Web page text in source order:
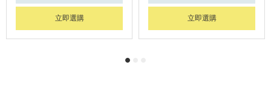
立即選購 立即選購